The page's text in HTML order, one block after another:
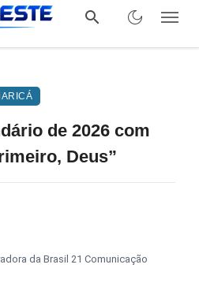
de 2026 com
Deus”
da Brasil 21 Comunicação